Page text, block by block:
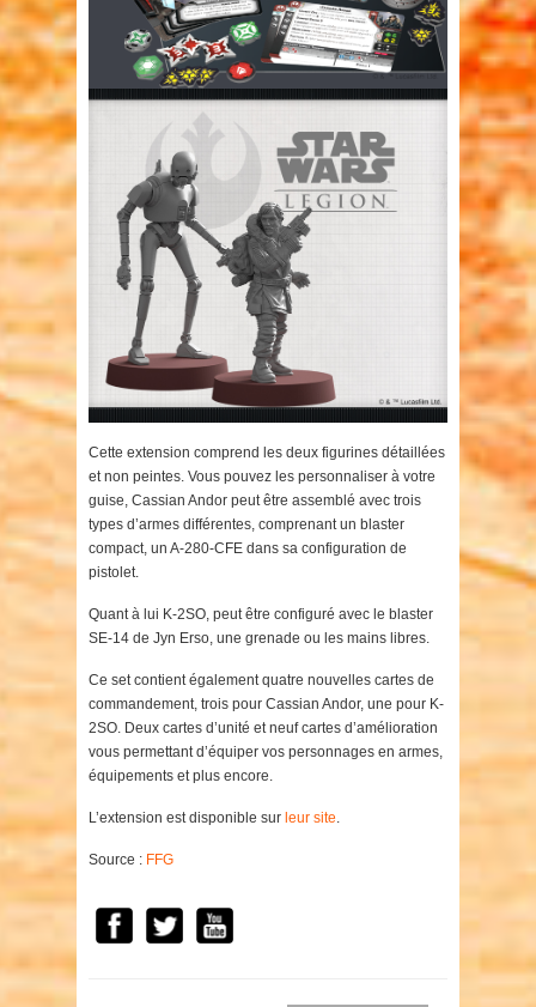
Cette extension comprend les deux figurines détaillées
et non peintes. Vous pouvez les personnaliser à votre
guise, Cassian Andor peut être assemblé avec trois
types d’armes différentes, comprenant un blaster
compact, un A-280-CFE dans sa configuration de
pistolet.
Quant à lui K-2SO, peut être configuré avec le blaster
SE-14 de Jyn Erso, une grenade ou les mains libres.
Ce set contient également quatre nouvelles cartes de
commandement, trois pour Cassian Andor, une pour K-
2SO. Deux cartes d’unité et neuf cartes d’amélioration
vous permettant d’équiper vos personnages en armes,
équipements et plus encore.
L’extension est disponible sur leur site.
Source : FFG